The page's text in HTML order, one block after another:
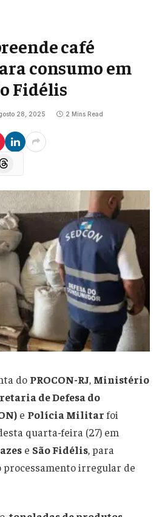
café
consumo em
Fidélis
28, 2025 2 Mins Read
do PROCON-RJ, Ministério
de Defesa do
e Polícia Militarfoi
quarta-feira (27) em
e São Fidélis, para
processamento irregular de